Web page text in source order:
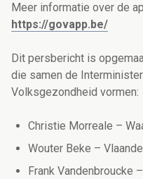
Meer informatie over de
https://govapp.be/
Dit persbericht is
die samen de
Volksgezondheid vormen:
Christie Morreale –
Wouter Beke –
Frank Vandenbroucke